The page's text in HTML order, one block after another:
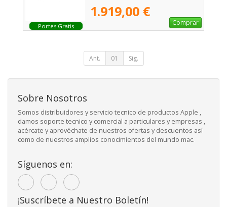
Portes Gratis
1.919,00 €
Comprar
Ant. 01 Sig.
Sobre Nosotros
Somos distribuidores y servicio tecnico de productos Apple ,
damos soporte tecnico y comercial a particulares y empresas ,
acércate y aprovéchate de nuestros ofertas y descuentos así
como de nuestros amplios conocimientos del mundo mac.
Síguenos en:
¡Suscríbete a Nuestro Boletín!